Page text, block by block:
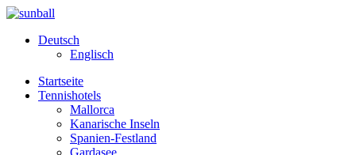
Deutsch
Englisch
Startseite
Tennishotels
Mallorca
Kanarische Inseln
Spanien-Festland
Gardasee